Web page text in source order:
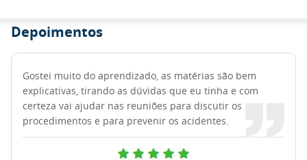
Depoimentos
Gostei muito do aprendizado, as matérias são bem
explicativas, tirando as dúvidas que eu tinha e com
certeza vai ajudar nas reuniões para discutir os
procedimentos e para prevenir os acidentes.